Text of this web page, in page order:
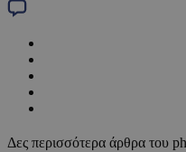
Δες περισσότερα άρθρα του